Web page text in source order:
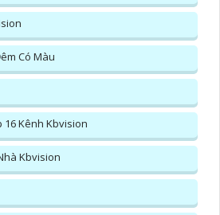
Có Màu
16 Kênh Kbvision
Kbvision